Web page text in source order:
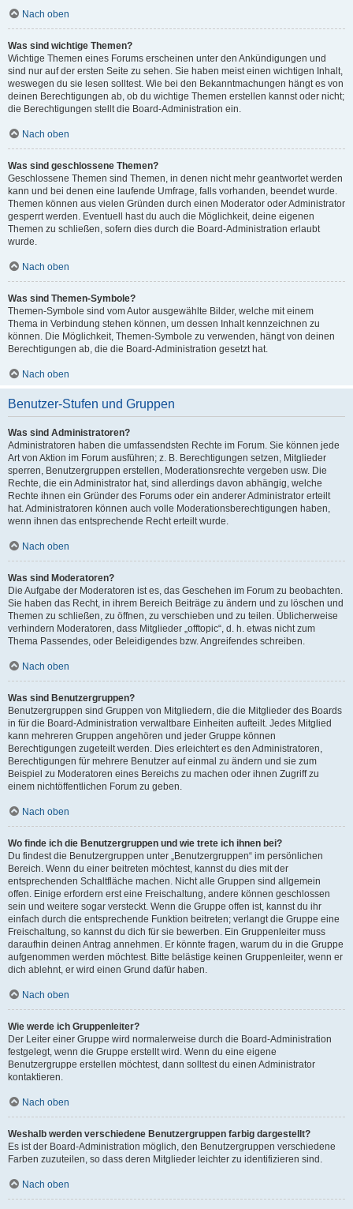
Nach oben
Was sind wichtige Themen?
Wichtige Themen eines Forums erscheinen unter den Ankündigungen und
sind nur auf der ersten Seite zu sehen. Sie haben meist einen wichtigen Inhalt,
weswegen du sie lesen solltest. Wie bei den Bekanntmachungen hängt es von
deinen Berechtigungen ab, ob du wichtige Themen erstellen kannst oder nicht;
die Berechtigungen stellt die Board-Administration ein.
Nach oben
Was sind geschlossene Themen?
Geschlossene Themen sind Themen, in denen nicht mehr geantwortet werden
kann und bei denen eine laufende Umfrage, falls vorhanden, beendet wurde.
Themen können aus vielen Gründen durch einen Moderator oder Administrator
gesperrt werden. Eventuell hast du auch die Möglichkeit, deine eigenen
Themen zu schließen, sofern dies durch die Board-Administration erlaubt
wurde.
Nach oben
Was sind Themen-Symbole?
Themen-Symbole sind vom Autor ausgewählte Bilder, welche mit einem
Thema in Verbindung stehen können, um dessen Inhalt kennzeichnen zu
können. Die Möglichkeit, Themen-Symbole zu verwenden, hängt von deinen
Berechtigungen ab, die die Board-Administration gesetzt hat.
Nach oben
Benutzer-Stufen und Gruppen
Was sind Administratoren?
Administratoren haben die umfassendsten Rechte im Forum. Sie können jede
Art von Aktion im Forum ausführen; z. B. Berechtigungen setzen, Mitglieder
sperren, Benutzergruppen erstellen, Moderationsrechte vergeben usw. Die
Rechte, die ein Administrator hat, sind allerdings davon abhängig, welche
Rechte ihnen ein Gründer des Forums oder ein anderer Administrator erteilt
hat. Administratoren können auch volle Moderationsberechtigungen haben,
wenn ihnen das entsprechende Recht erteilt wurde.
Nach oben
Was sind Moderatoren?
Die Aufgabe der Moderatoren ist es, das Geschehen im Forum zu beobachten.
Sie haben das Recht, in ihrem Bereich Beiträge zu ändern und zu löschen und
Themen zu schließen, zu öffnen, zu verschieben und zu teilen. Üblicherweise
verhindern Moderatoren, dass Mitglieder „offtopic“, d. h. etwas nicht zum
Thema Passendes, oder Beleidigendes bzw. Angreifendes schreiben.
Nach oben
Was sind Benutzergruppen?
Benutzergruppen sind Gruppen von Mitgliedern, die die Mitglieder des Boards
in für die Board-Administration verwaltbare Einheiten aufteilt. Jedes Mitglied
kann mehreren Gruppen angehören und jeder Gruppe können
Berechtigungen zugeteilt werden. Dies erleichtert es den Administratoren,
Berechtigungen für mehrere Benutzer auf einmal zu ändern und sie zum
Beispiel zu Moderatoren eines Bereichs zu machen oder ihnen Zugriff zu
einem nichtöffentlichen Forum zu geben.
Nach oben
Wo finde ich die Benutzergruppen und wie trete ich ihnen bei?
Du findest die Benutzergruppen unter „Benutzergruppen“ im persönlichen
Bereich. Wenn du einer beitreten möchtest, kannst du dies mit der
entsprechenden Schaltfläche machen. Nicht alle Gruppen sind allgemein
offen. Einige erfordern erst eine Freischaltung, andere können geschlossen
sein und weitere sogar versteckt. Wenn die Gruppe offen ist, kannst du ihr
einfach durch die entsprechende Funktion beitreten; verlangt die Gruppe eine
Freischaltung, so kannst du dich für sie bewerben. Ein Gruppenleiter muss
daraufhin deinen Antrag annehmen. Er könnte fragen, warum du in die Gruppe
aufgenommen werden möchtest. Bitte belästige keinen Gruppenleiter, wenn er
dich ablehnt, er wird einen Grund dafür haben.
Nach oben
Wie werde ich Gruppenleiter?
Der Leiter einer Gruppe wird normalerweise durch die Board-Administration
festgelegt, wenn die Gruppe erstellt wird. Wenn du eine eigene
Benutzergruppe erstellen möchtest, dann solltest du einen Administrator
kontaktieren.
Nach oben
Weshalb werden verschiedene Benutzergruppen farbig dargestellt?
Es ist der Board-Administration möglich, den Benutzergruppen verschiedene
Farben zuzuteilen, so dass deren Mitglieder leichter zu identifizieren sind.
Nach oben